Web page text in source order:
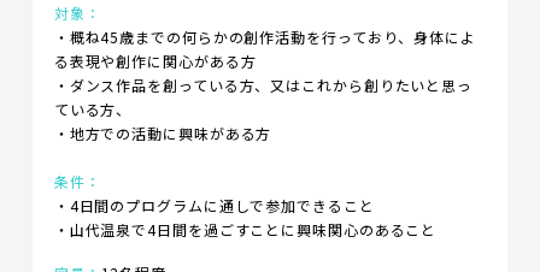
対象：
・概ね45歳までの何らかの創作活動を行っており、身体によ
る表現や創作に関心がある方
・ダンス作品を創っている方、又はこれから創りたいと思っ
ている方、
・地方での活動に興味がある方
条件：
・4日間のプログラムに通しで参加できること
・山代温泉で4日間を過ごすことに興味関心のあること